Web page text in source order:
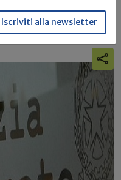
Agenzia delle entrate
Iscriviti alla newsletter